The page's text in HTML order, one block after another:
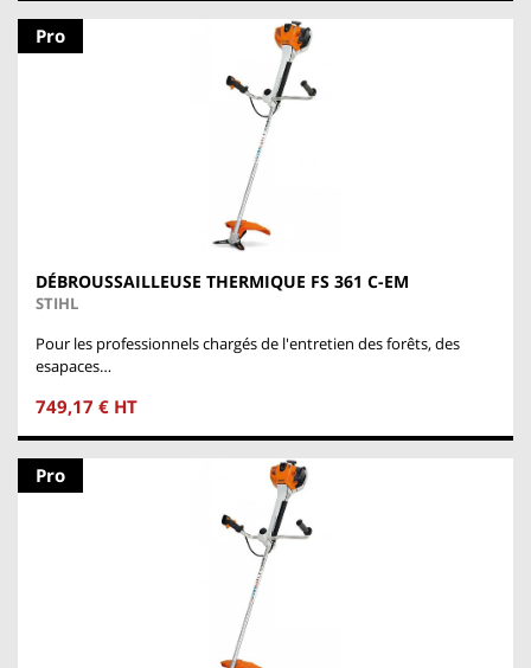
Pro
DÉBROUSSAILLEUSE THERMIQUE FS 361 C-EM
STIHL
Pour les professionnels chargés de l'entretien des forêts, des
esapaces…
749,17 € HT
Pro